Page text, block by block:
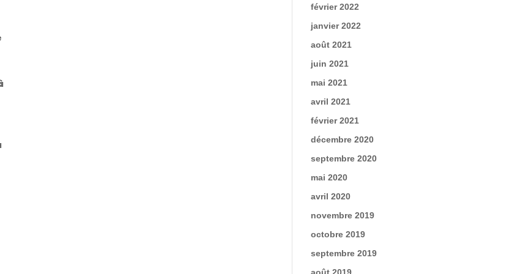
février 2022
janvier 2022
août 2021
juin 2021
mai 2021
avril 2021
février 2021
décembre 2020
septembre 2020
mai 2020
avril 2020
novembre 2019
octobre 2019
septembre 2019